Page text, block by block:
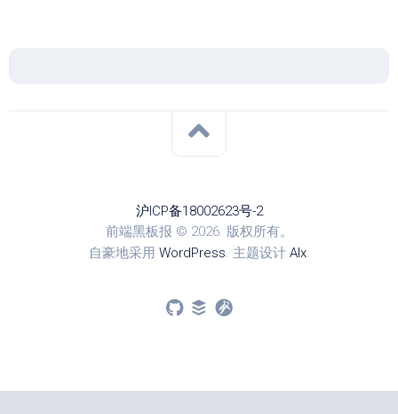
沪ICP备18002623号-2
前端黑板报 © 2026. 版权所有。
自豪地采用 WordPress. 主题设计 Alx.